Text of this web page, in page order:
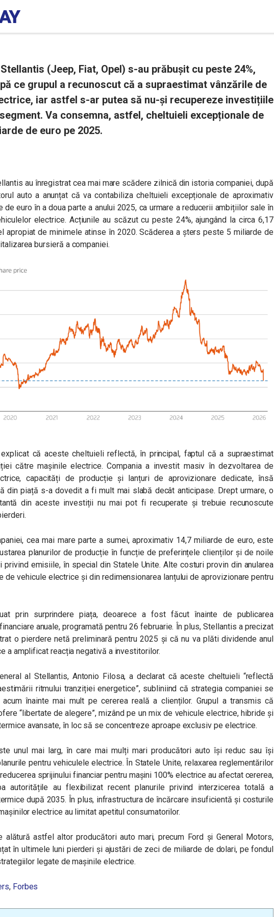
(Jeep, Fiat, Opel) s-au prăbușit cu peste 24%,
ce grupul a recunoscut că a supraestimat vânzările de
iar astfel s-ar putea să nu-și recupereze investițiile
Va consemna, astfel, cheltuieli excepționale de
de euro pe 2025.
au înregistrat cea mai mare scădere zilnică din istoria companiei, după
auto a anunțat că va contabiliza cheltuieli excepționale de aproximativ
de euro în a doua parte a anului 2025, ca urmare a reducerii ambițiilor sale în
electrice. Acțiunile au scăzut cu peste 24%, ajungând la circa 6,17
apropiat de minimele atinse în 2020. Scăderea a șters peste 5 miliarde de
bursieră a companiei.
că aceste cheltuieli reflectă, în principal, faptul că a supraestimat
către mașinile electrice. Compania a investit masiv în dezvoltarea de
capacități de producție și lanțuri de aprovizionare dedicate, însă
din piață s-a dovedit a fi mult mai slabă decât anticipase. Drept urmare, o
din aceste investiții nu mai pot fi recuperate și trebuie recunoscute
cea mai mare parte a sumei, aproximativ 14,7 miliarde de euro, este
planurilor de producție în funcție de preferințele clienților și de noile
privind emisiile, în special din Statele Unite. Alte costuri provin din anularea
de vehicule electrice și din redimensionarea lanțului de aprovizionare pentru
prin surprindere piața, deoarece a fost făcut înainte de publicarea
anuale, programată pentru 26 februarie. În plus, Stellantis a precizat
o pierdere netă preliminară pentru 2025 și că nu va plăti dividende anul
a amplificat reacția negativă a investitorilor.
al Stellantis, Antonio Filosa, a declarat că aceste cheltuieli “reflectă
ritmului tranziției energetice”, subliniind că strategia companiei se
înainte mai mult pe cererea reală a clienților. Grupul a transmis că
“libertate de alegere”, mizând pe un mix de vehicule electrice, hibride și
avansate, în loc să se concentreze aproape exclusiv pe electrice.
unul mai larg, în care mai mulți mari producători auto își reduc sau își
pentru vehiculele electrice. În Statele Unite, relaxarea reglementărilor
sprijinului financiar pentru mașini 100% electrice au afectat cererea,
autoritățile au flexibilizat recent planurile privind interzicerea totală a
după 2035. În plus, infrastructura de încărcare insuficientă și costurile
electrice au limitat apetitul consumatorilor.
alătură astfel altor producători auto mari, precum Ford și General Motors,
în ultimele luni pierderi și ajustări de zeci de miliarde de dolari, pe fondul
legate de mașinile electrice.
, Forbes